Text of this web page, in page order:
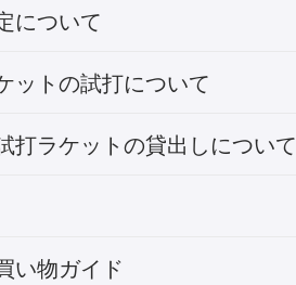
について
ットの試打について
打ラケットの貸出しについて
い物ガイド